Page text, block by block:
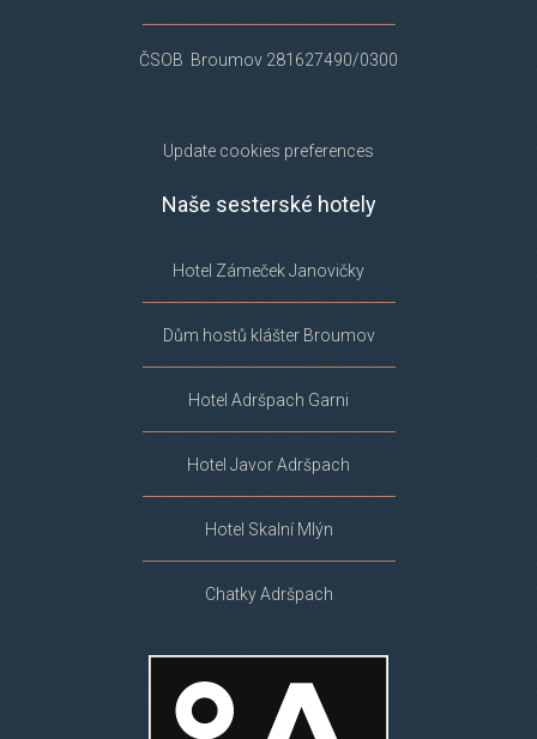
ČSOB Broumov 281627490/0300
Update cookies preferences
Naše sesterské hotely
Hotel Zámeček Janovičky
Dům hostů klášter Broumov
Hotel Adršpach Garni
Hotel Javor Adršpach
Hotel Skalní Mlýn
Chatky Adršpach